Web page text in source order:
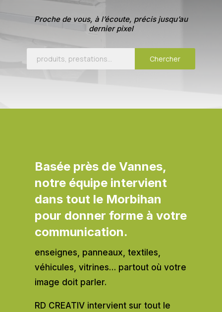
Proche de vous, à l’écoute, précis jusqu’au
dernier pixel
Basée près de Vannes,
notre équipe intervient
dans tout le Morbihan
pour donner forme à votre
communication.
enseignes, panneaux, textiles,
véhicules, vitrines… partout où votre
image doit parler.
RD CREATIV intervient sur tout le